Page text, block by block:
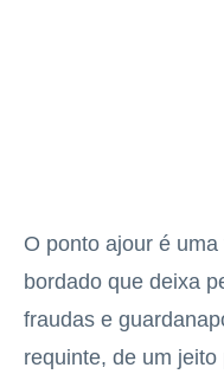
O ponto ajour é
bordado que deixa
fraudas e
requinte, de um